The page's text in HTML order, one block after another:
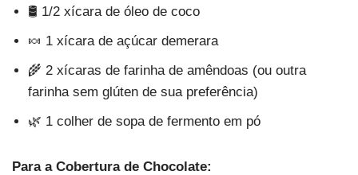
🛢️ 1/2 xícara de óleo de coco
🍬 1 xícara de açúcar demerara
🌾 2 xícaras de farinha de amêndoas (ou outra
farinha sem glúten de sua preferência)
🌿 1 colher de sopa de fermento em pó
Para a Cobertura de Chocolate: